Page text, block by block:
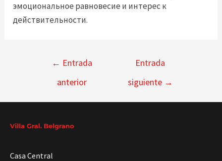
эмоциональное равновесие и интерес к
действительности.
Navegación
entradas
← Entrada
anterior
Entrada
siguiente →
Villa Gral. Belgrano
Casa Central